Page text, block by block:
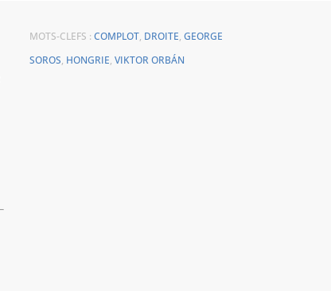
MOTS-CLEFS : COMPLOT, DROITE, GEORGE
SOROS, HONGRIE, VIKTOR ORBÁN